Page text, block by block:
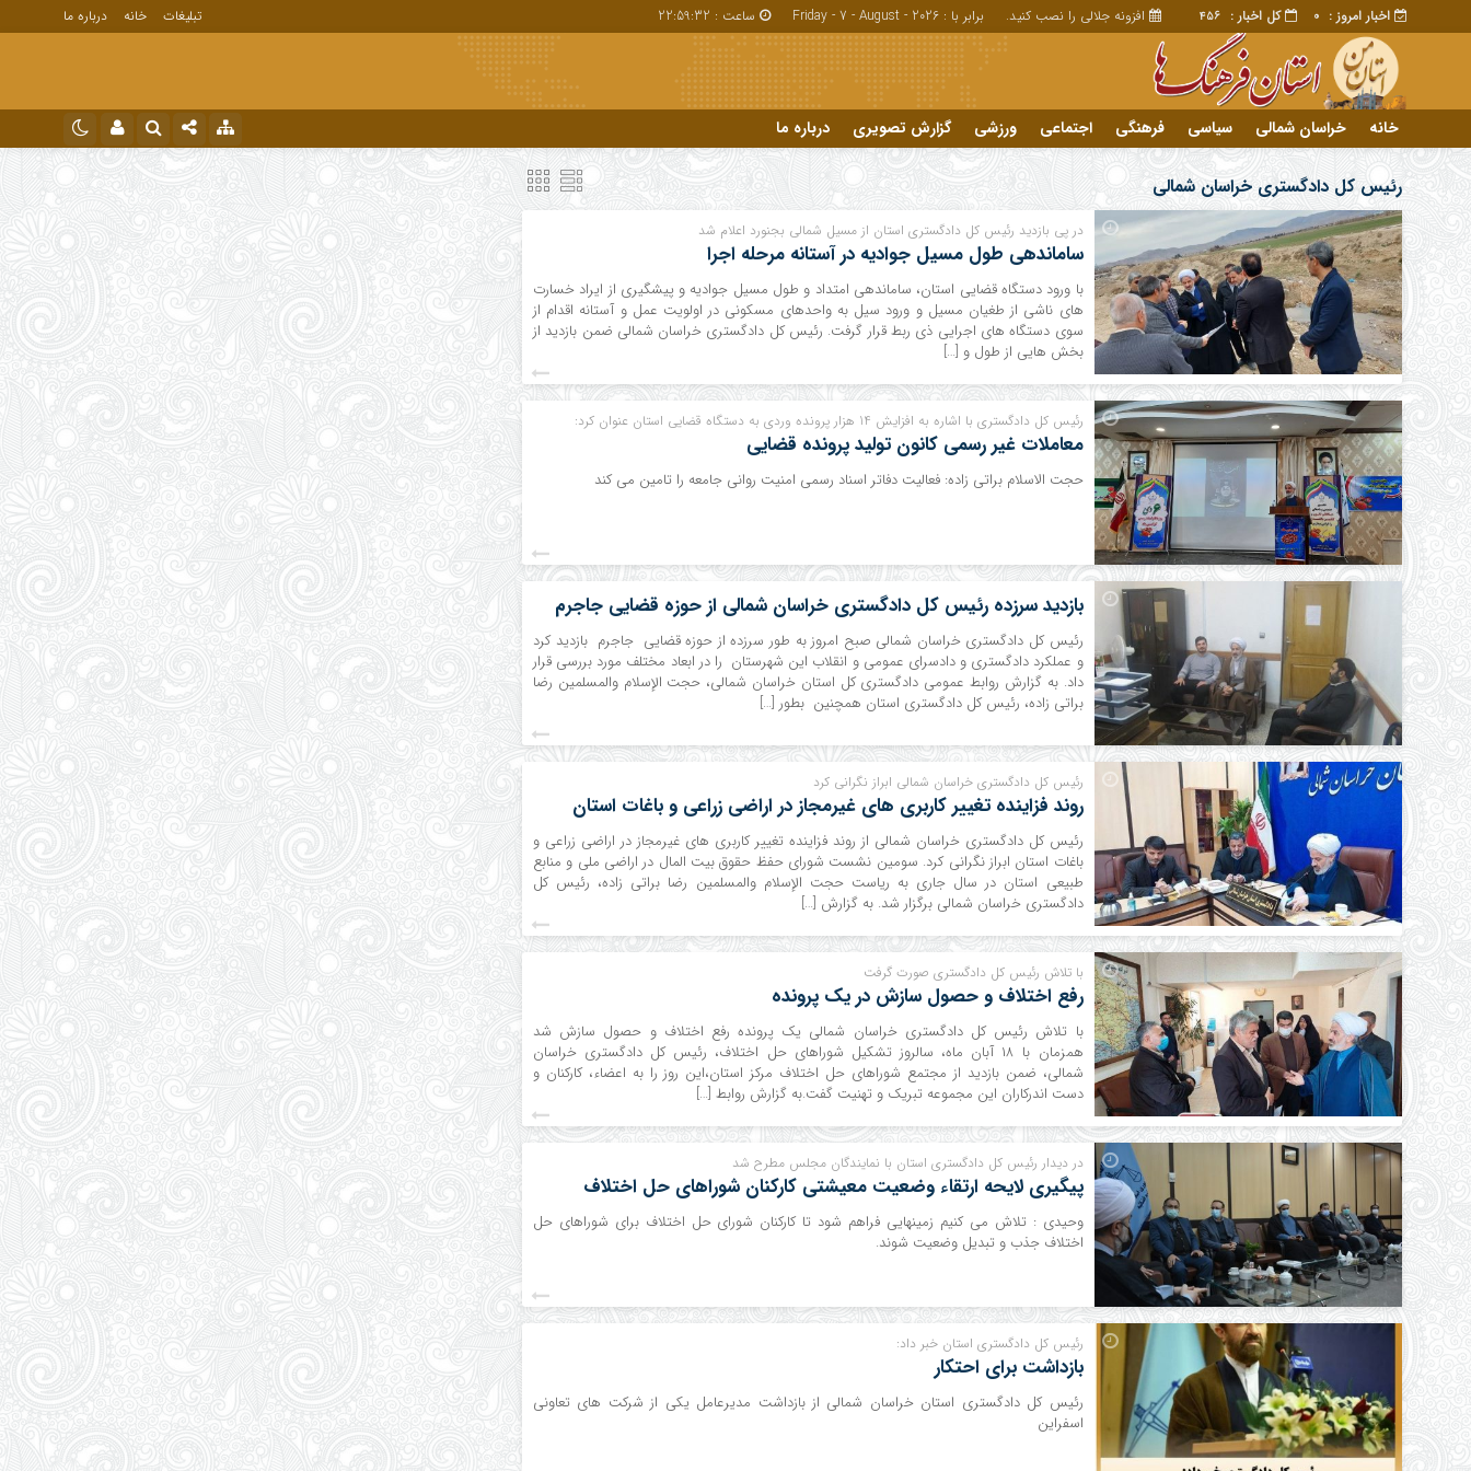
کل اخبار : 456 اخبار امروز : 0 افزونه جلالی را نصب کنید. برابر با : Friday - 7 - August - 2026 ساعت : 22:59:33 تبلیغات خانه درباره ما
خانه خراسان شمالی سیاسی فرهنگی اجتماعی ورزشی گزارش تصویری درباره ما
اینستاگرام
تلگرام
نام کاربری یا نشانی ایمیل
مرا به خاطر بسپار
تبلیغات درباره ما
رئیس کل دادگستری خراسان شمالی
در پی بازدید رئیس کل دادگستری استان از مسیل شمالی بجنورد اعلام شد
ساماندهی طول مسیل جوادیه در آستانه مرحله اجرا
با ورود دستگاه قضایی استان، ساماندهی امتداد و طول مسیل جوادیه و پیشگیری از ایراد خسارت
های ناشی از طغیان مسیل و ورود سیل به واحدهای مسکونی در اولویت عمل و آستانه اقدام از
سوی دستگاه های اجرایی ذی ربط قرار گرفت. رئیس کل دادگستری خراسان شمالی ضمن بازدید از
بخش هایی از طول و […]
رئیس کل دادگستری با اشاره به افزایش 14 هزار پرونده وردی به دستگاه قضایی استان عنوان کرد:
معاملات غیر رسمی کانون تولید پرونده قضایی
حجت الاسلام براتی زاده: فعالیت دفاتر اسناد رسمی امنیت روانی جامعه را تامین می کند
بازدید سرزده رئیس کل دادگستری خراسان شمالی از حوزه قضایی جاجرم
رئیس کل دادگستری خراسان شمالی صبح امروز به طور سرزده از حوزه قضایی جاجرم بازدید کرد
و عملکرد دادگستری و دادسرای عمومی و انقلاب این شهرستان را در ابعاد مختلف مورد بررسی قرار
داد. به گزارش روابط عمومی دادگستری کل استان خراسان شمالی، حجت الإسلام والمسلمین رضا
براتی زاده، رئیس کل دادگستری استان همچنین بطور […]
رئیس کل دادگستری خراسان شمالی ابراز نگرانی کرد
روند فزاینده تغییر کاربری های غیرمجاز در اراضی زراعی و باغات استان
رئیس کل دادگستری خراسان شمالی از روند فزاینده تغییر کاربری های غیرمجاز در اراضی زراعی و
باغات استان ابراز نگرانی کرد. سومین نشست شورای حفظ حقوق بیت المال در اراضی ملی و منابع
طبیعی استان در سال جاری به ریاست حجت الإسلام والمسلمین رضا براتی زاده، رئیس کل
دادگستری خراسان شمالی برگزار شد. به گزارش […]
با تلاش رئیس کل دادگستری صورت گرفت
رفع اختلاف و حصول سازش در یک پرونده
با تلاش رئیس کل دادگستری خراسان شمالی یک پرونده رفع اختلاف و حصول سازش شد
همزمان با ۱۸ آبان ماه، سالروز تشکیل شوراهای حل اختلاف، رئیس کل دادگستری خراسان
شمالی، ضمن بازدید از مجتمع شوراهای حل اختلاف مرکز استان،این روز را به اعضاء، کارکنان و
دست اندرکاران این مجموعه تبریک و تهنیت گفت.به گزارش روابط […]
در دیدار رئیس کل دادگستری استان با نمایندگان مجلس مطرح شد
پیگیری لایحه ارتقاء وضعیت معیشتی کارکنان شوراهای حل اختلاف
وحیدی : تلاش می کنیم زمینهایی فراهم شود تا کارکنان شورای حل اختلاف برای شوراهای حل
اختلاف جذب و تبدیل وضعیت شوند.
رئیس کل دادگستری استان خبر داد:
بازداشت برای احتکار
رئیس کل دادگستری استان خراسان شمالی از بازداشت مدیرعامل یکی از شرکت های تعاونی
اسفراین